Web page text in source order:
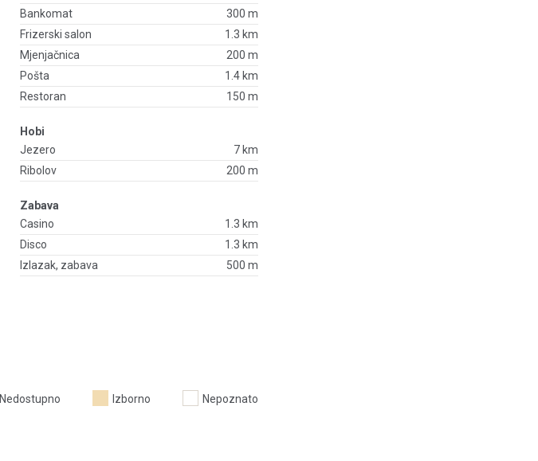
Bankomat
300 m
Frizerski salon
1.3 km
Mjenjačnica
200 m
Pošta
1.4 km
Restoran
150 m
Hobi
Jezero
7 km
Ribolov
200 m
Zabava
Casino
1.3 km
Disco
1.3 km
Izlazak, zabava
500 m
Nedostupno Izborno Nepoznato